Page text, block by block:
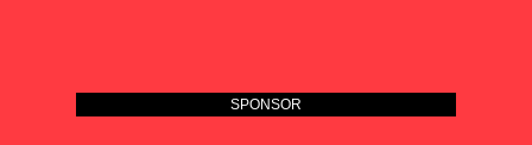
SPONSOR